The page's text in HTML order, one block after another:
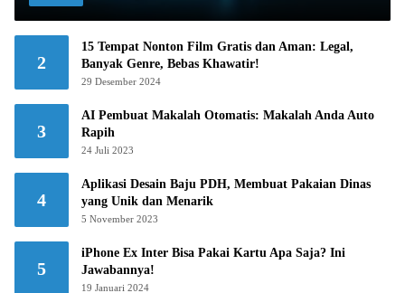
2
15 Tempat Nonton Film Gratis dan Aman: Legal,
Banyak Genre, Bebas Khawatir!
29 Desember 2024
3
AI Pembuat Makalah Otomatis: Makalah Anda Auto
Rapih
24 Juli 2023
4
Aplikasi Desain Baju PDH, Membuat Pakaian Dinas
yang Unik dan Menarik
5 November 2023
5
iPhone Ex Inter Bisa Pakai Kartu Apa Saja? Ini
Jawabannya!
19 Januari 2024